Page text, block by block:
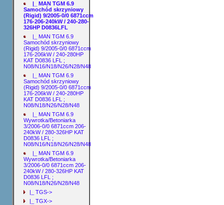
|_ MAN TGM 6.9
Samochód skrzyniowy
(Rigid) 9/2005-0/0 6871ccm
176-206-240kW / 240-280-
326HP D0836LFL
|_ MAN TGM 6.9
Samochód skrzyniowy
(Rigid) 9/2005-0/0 6871ccm
176-206kW / 240-280HP
KAT D0836 LFL ;
N08/N16/N18/N26/N28/N48
|_ MAN TGM 6.9
Samochód skrzyniowy
(Rigid) 9/2005-0/0 6871ccm
176-206kW / 240-280HP
KAT D0836 LFL ;
N08/N18/N26/N28/N48
|_ MAN TGM 6.9
Wywrotka/Betoniarka
3/2006-0/0 6871ccm 206-
240kW / 280-326HP KAT
D0836 LFL ;
N08/N16/N18/N26/N28/N48
|_ MAN TGM 6.9
Wywrotka/Betoniarka
3/2006-0/0 6871ccm 206-
240kW / 280-326HP KAT
D0836 LFL ;
N08/N18/N26/N28/N48
|_ TGS->
|_ TGX->